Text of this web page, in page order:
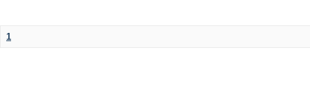
1